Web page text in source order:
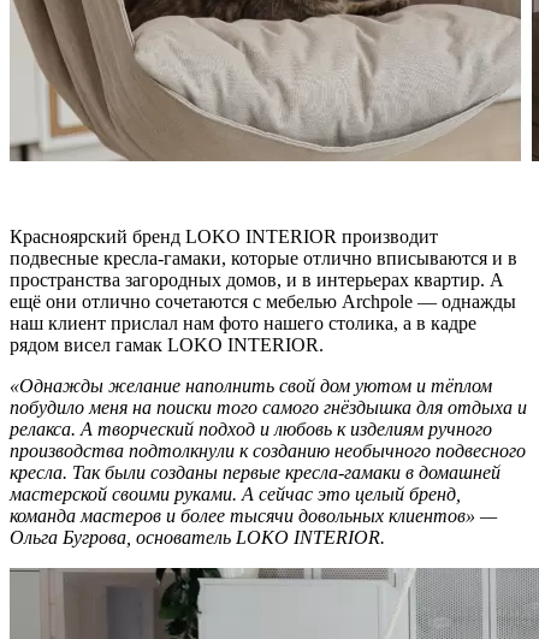
Красноярский бренд LOKO INTERIOR производит
подвесные кресла-гамаки, которые отлично вписываются и в
пространства загородных домов, и в интерьерах квартир. А
ещё они отлично сочетаются с мебелью Archpole — однажды
наш клиент прислал нам фото нашего столика, а в кадре
рядом висел гамак LOKO INTERIOR.
«Однажды желание наполнить свой дом уютом и тёплом
побудило меня на поиски того самого гнёздышка для отдыха и
релакса. А творческий подход и любовь к изделиям ручного
производства подтолкнули к созданию необычного подвесного
кресла. Так были созданы первые кресла-гамаки в домашней
мастерской своими руками. А сейчас это целый бренд,
команда мастеров и более тысячи довольных клиентов» —
Ольга Бугрова, основатель LOKO INTERIOR.